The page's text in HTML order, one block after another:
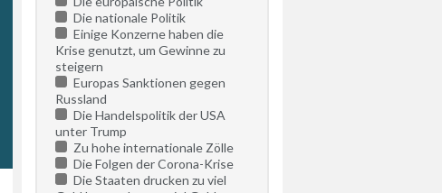
Die nationale Politik
Einige Konzerne haben die
Krise genutzt, um Gewinne zu
steigern
Europas Sanktionen gegen
Russland
Die Handelspolitik der USA
unter Trump
Zu hohe internationale Zölle
Die Folgen der Corona-Krise
Die Staaten drucken zu viel